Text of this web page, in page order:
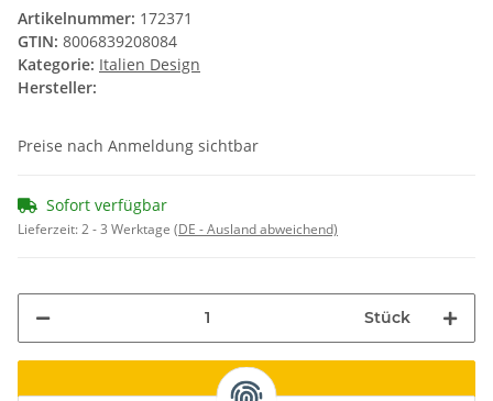
Artikelnummer: 172371
GTIN: 8006839208084
Kategorie: Italien Design
Hersteller:
Preise nach Anmeldung sichtbar
Sofort verfügbar
Lieferzeit:2 - 3 Werktage (DE - Ausland abweichend)
Stück